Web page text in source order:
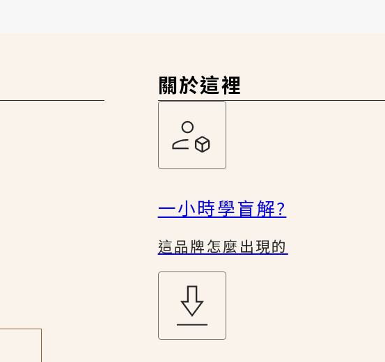
關於這裡
一小時學盲解?
這品牌怎麼出現的